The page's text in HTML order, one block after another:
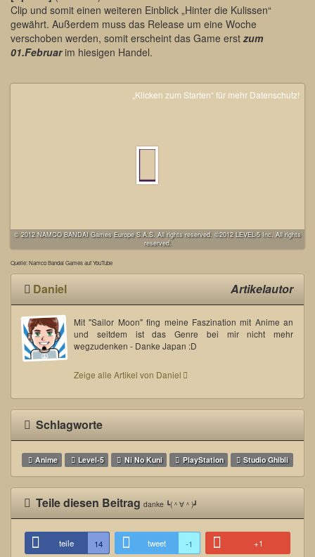
Clip und somit einen weiteren Einblick „Hinter die Kulissen“
gewährt. Außerdem muss das Release um eine Woche
verschoben werden, somit erscheint das Game erst zum
01.Februarim hiesigen Handel.
„Klicken zum Starten“ für mehr Datenschutz!
© 2012 NAMCO BANDAI Games Europe S.A.S. All rights reserved. ©2012 LEVEL-5 Inc. All rights
reserved.
Quelle: Namco Bandai Games auf YouTube
Daniel Artikelautor
Mit "Sailor Moon" fing meine Faszination mit Anime an
und seitdem ist das Genre bei mir nicht mehr
wegzudenken - Danke Japan :D
Zeige alle Artikel von Daniel
Schlagworte
Anime Level-5 Ni No Kuni PlayStation Studio Ghibli
Teile diesen Beitragdanke ┗(＾∀＾)┛
teile 14 tweet -1 +1